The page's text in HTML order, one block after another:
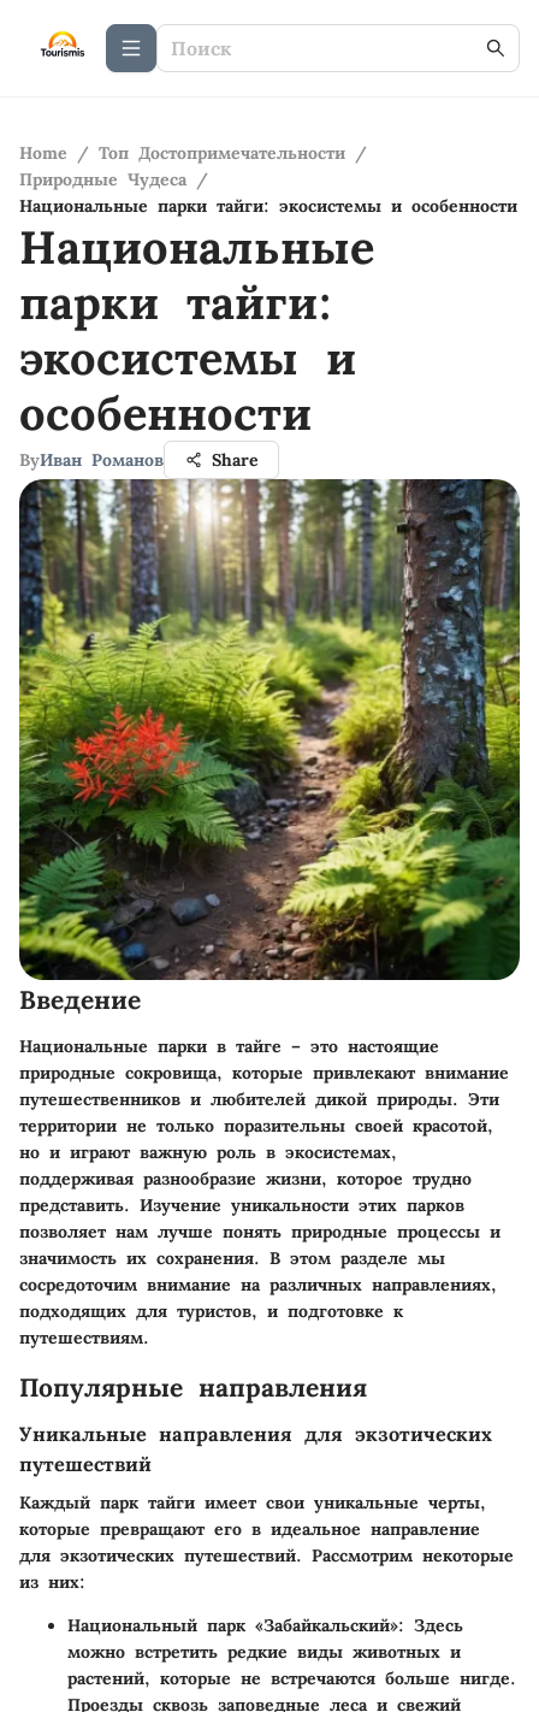
Home / Топ Достопримечательности /
Природные Чудеса /
Национальные парки тайги: экосистемы и особенности
Национальные
парки тайги:
экосистемы и
особенности
ByИван Романов Share
Введение
Национальные парки в тайге – это настоящие
природные сокровища, которые привлекают внимание
путешественников и любителей дикой природы. Эти
территории не только поразительны своей красотой,
но и играют важную роль в экосистемах,
поддерживая разнообразие жизни, которое трудно
представить. Изучение уникальности этих парков
позволяет нам лучше понять природные процессы и
значимость их сохранения. В этом разделе мы
сосредоточим внимание на различных направлениях,
подходящих для туристов, и подготовке к
путешествиям.
Популярные направления
Уникальные направления для экзотических
путешествий
Каждый парк тайги имеет свои уникальные черты,
которые превращают его в идеальное направление
для экзотических путешествий. Рассмотрим некоторые
из них:
Национальный парк «Забайкальский»: Здесь
можно встретить редкие виды животных и
растений, которые не встречаются больше нигде.
Проезды сквозь заповедные леса и свежий